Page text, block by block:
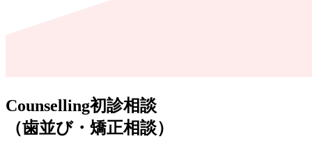
Counselling初診相談
（歯並び・矯正相談）